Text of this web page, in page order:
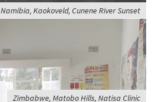
Namibia, Kaokoveld, Cunene River Sunset
Zimbabwe, Matobo Hills, Natisa Clinic